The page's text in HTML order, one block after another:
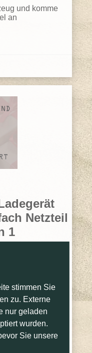
und komme
an
Netzteil
1
Charger
Pixel,
und habe
(Drohne,
Smartwatch,...)
stimmen Sie
zu. Externe
nur geladen
wurden.
Sie unsere